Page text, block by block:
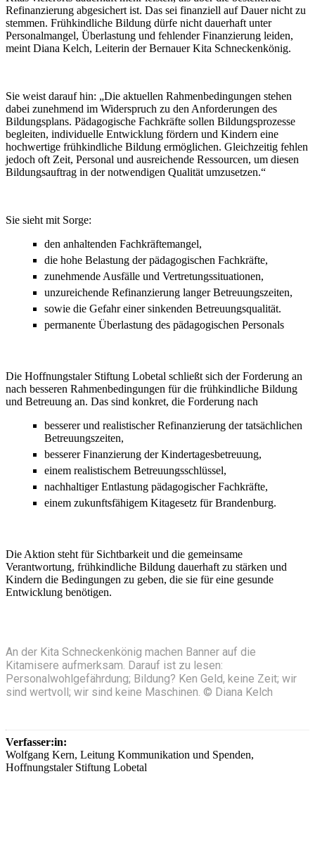
Refinanzierung abgesichert ist. Das sei finanziell auf Dauer nicht zu
stemmen. Frühkindliche Bildung dürfe nicht dauerhaft unter
Personalmangel, Überlastung und fehlender Finanzierung leiden,
meint Diana Kelch, Leiterin der Bernauer Kita Schneckenkönig.
Sie weist darauf hin: „Die aktuellen Rahmenbedingungen stehen
dabei zunehmend im Widerspruch zu den Anforderungen des
Bildungsplans. Pädagogische Fachkräfte sollen Bildungsprozesse
begleiten, individuelle Entwicklung fördern und Kindern eine
hochwertige frühkindliche Bildung ermöglichen. Gleichzeitig fehlen
jedoch oft Zeit, Personal und ausreichende Ressourcen, um diesen
Bildungsauftrag in der notwendigen Qualität umzusetzen.“
Sie sieht mit Sorge:
den anhaltenden Fachkräftemangel,
die hohe Belastung der pädagogischen Fachkräfte,
zunehmende Ausfälle und Vertretungssituationen,
unzureichende Refinanzierung langer Betreuungszeiten,
sowie die Gefahr einer sinkenden Betreuungsqualität.
permanente Überlastung des pädagogischen Personals
Die Hoffnungstaler Stiftung Lobetal schließt sich der Forderung an
nach besseren Rahmenbedingungen für die frühkindliche Bildung
und Betreuung an. Das sind konkret, die Forderung nach
besserer und realistischer Refinanzierung der tatsächlichen
Betreuungszeiten,
besserer Finanzierung der Kindertagesbetreuung,
einem realistischem Betreuungsschlüssel,
nachhaltiger Entlastung pädagogischer Fachkräfte,
einem zukunftsfähigem Kitagesetz für Brandenburg.
Die Aktion steht für Sichtbarkeit und die gemeinsame
Verantwortung, frühkindliche Bildung dauerhaft zu stärken und
Kindern die Bedingungen zu geben, die sie für eine gesunde
Entwicklung benötigen.
An der Kita Schneckenkönig machen Banner auf die
Kitamisere aufmerksam. Darauf ist zu lesen:
Personalwohlgefährdung; Bildung? Ken Geld, keine Zeit; wir
sind wertvoll; wir sind keine Maschinen. © Diana Kelch
Verfasser:in:
Wolfgang Kern, Leitung Kommunikation und Spenden,
Hoffnungstaler Stiftung Lobetal